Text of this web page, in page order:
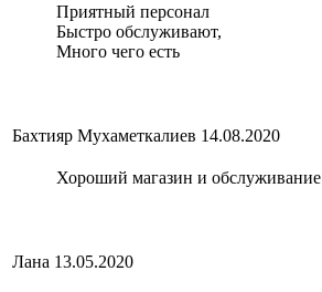
Приятный персонал
Быстро обслуживают,
Много чего есть
Бахтияр Мухаметкалиев 14.08.2020
Хороший магазин и обслуживание
Лана 13.05.2020